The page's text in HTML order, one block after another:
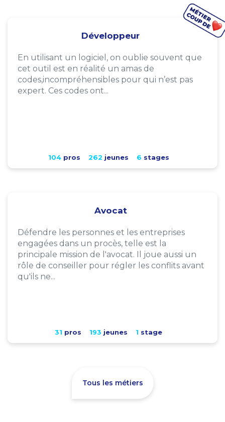
Développeur
En utilisant un logiciel, on oublie souvent que
cet outil est en réalité un amas de
codes,incompréhensibles pour qui n’est pas
expert. Ces codes ont...
104pros 262 jeunes 6 stages
Avocat
Défendre les personnes et les entreprises
engagées dans un procès, telle est la
principale mission de l'avocat. Il joue aussi un
rôle de conseiller pour régler les conflits avant
qu'ils ne...
31 pros 193 jeunes 1 stage
Tous les métiers